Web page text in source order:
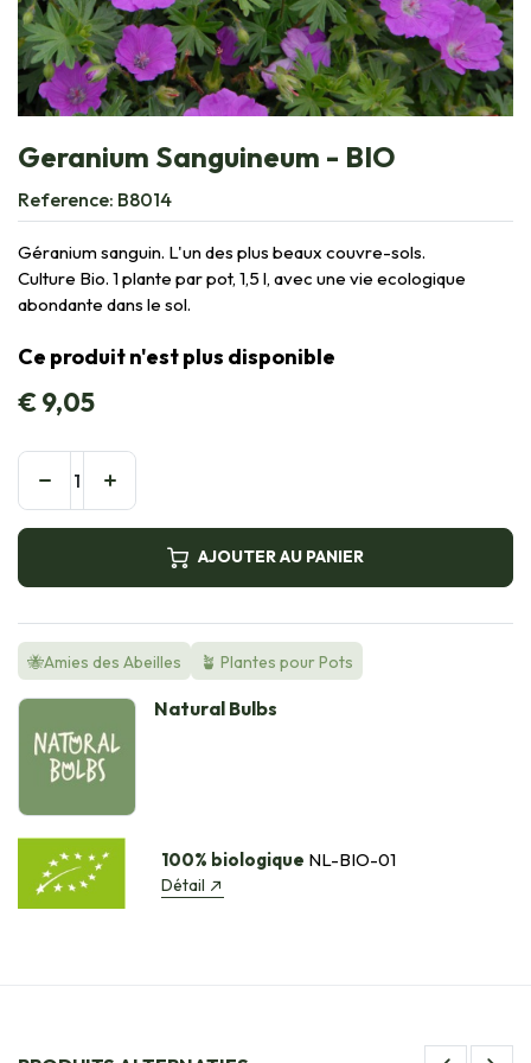
Geranium Sanguineum - BIO
Reference: B8014
Géranium sanguin. L'un des plus beaux couvre-sols.
Culture Bio. 1 plante par pot, 1,5 l, avec une vie ecologique
abondante dans le sol.
Ce produit n'est plus disponible
€9,05
AJOUTER AU PANIER
🐝Amies des Abeilles 🪴 Plantes pour Pots
Natural Bulbs
100% biologique NL-BIO-01
Détail